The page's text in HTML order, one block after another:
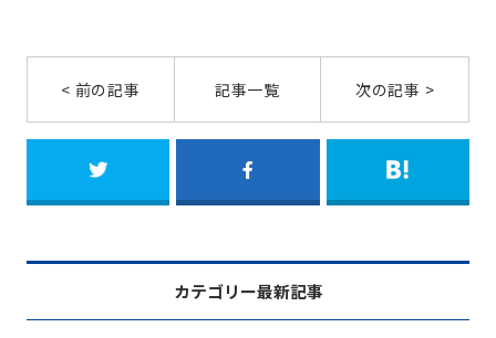
< 前の記事 記事一覧 次の記事 >
カテゴリー最新記事